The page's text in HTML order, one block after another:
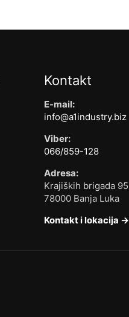
Kontakt
E-mail:
info@a1industry.biz
Viber:
066/859-128
Adresa:
Krajiških brigada 95
78000 Banja Luka
Kontakt i lokacija →